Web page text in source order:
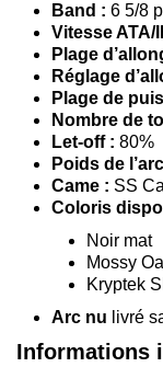
Band : 6 5/8
Vitesse ATA/
Plage
Réglage
Plage de
Nombre de
Let-off : 80%
Poids de
Came : SS
Coloris
Noir mat
Mossy
Kryptek
Arc nu livré
Informations